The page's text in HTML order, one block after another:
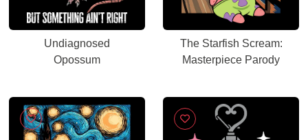
Undiagnosed
Opossum
The Starfish Scream:
Masterpiece Parody